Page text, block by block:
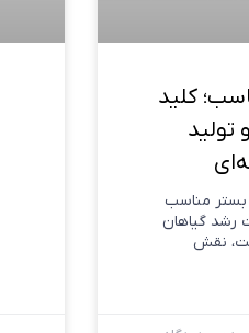
کلید
تولید
بستر مناسب
رشد گیاهان
نقش